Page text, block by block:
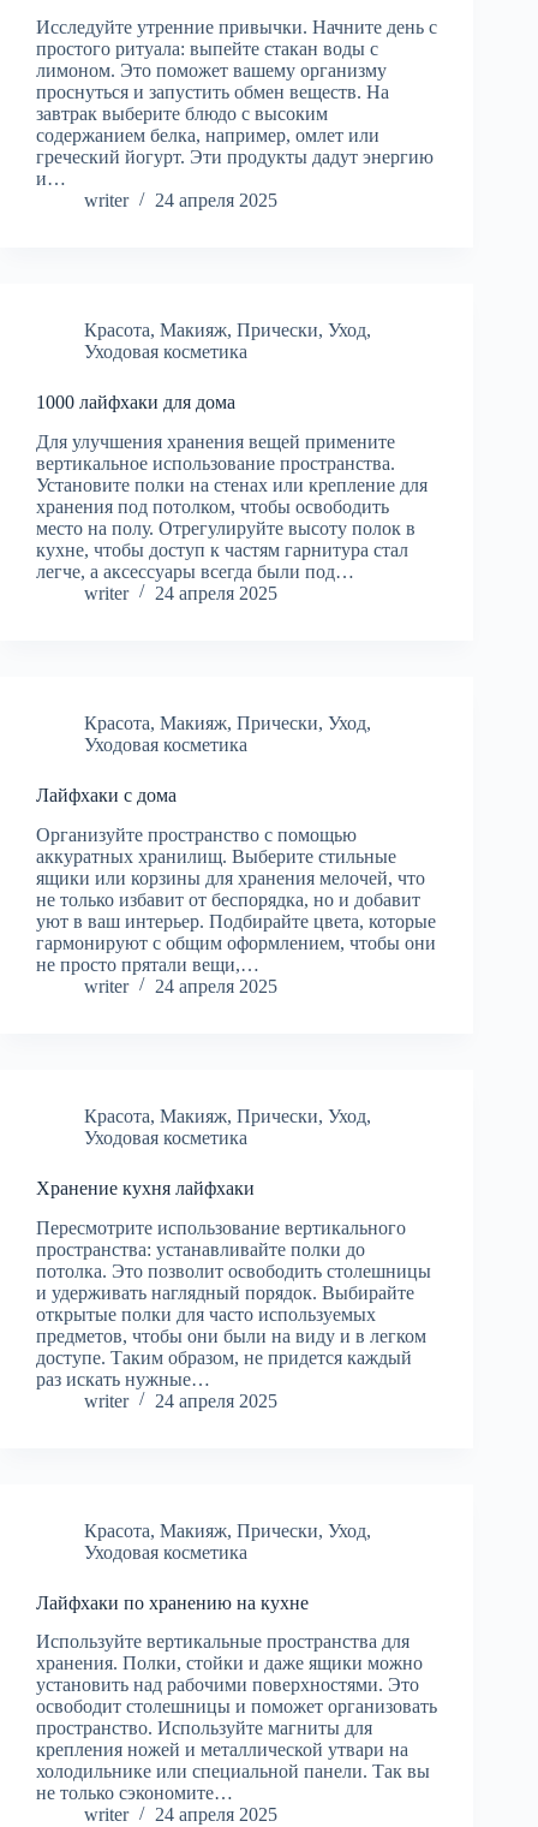
Исследуйте утренние привычки. Начните день с
простого ритуала: выпейте стакан воды с
лимоном. Это поможет вашему организму
проснуться и запустить обмен веществ. На
завтрак выберите блюдо с высоким
содержанием белка, например, омлет или
греческий йогурт. Эти продукты дадут энергию
и…
writer
24 апреля 2025
Красота, Макияж, Прически, Уход,
Уходовая косметика
1000 лайфхаки для дома
Для улучшения хранения вещей примените
вертикальное использование пространства.
Установите полки на стенах или крепление для
хранения под потолком, чтобы освободить
место на полу. Отрегулируйте высоту полок в
кухне, чтобы доступ к частям гарнитура стал
легче, а аксессуары всегда были под…
writer
24 апреля 2025
Красота, Макияж, Прически, Уход,
Уходовая косметика
Лайфхаки с дома
Организуйте пространство с помощью
аккуратных хранилищ. Выберите стильные
ящики или корзины для хранения мелочей, что
не только избавит от беспорядка, но и добавит
уют в ваш интерьер. Подбирайте цвета, которые
гармонируют с общим оформлением, чтобы они
не просто прятали вещи,…
writer
24 апреля 2025
Красота, Макияж, Прически, Уход,
Уходовая косметика
Хранение кухня лайфхаки
Пересмотрите использование вертикального
пространства: устанавливайте полки до
потолка. Это позволит освободить столешницы
и удерживать наглядный порядок. Выбирайте
открытые полки для часто используемых
предметов, чтобы они были на виду и в легком
доступе. Таким образом, не придется каждый
раз искать нужные…
writer
24 апреля 2025
Красота, Макияж, Прически, Уход,
Уходовая косметика
Лайфхаки по хранению на кухне
Используйте вертикальные пространства для
хранения. Полки, стойки и даже ящики можно
установить над рабочими поверхностями. Это
освободит столешницы и поможет организовать
пространство. Используйте магниты для
крепления ножей и металлической утвари на
холодильнике или специальной панели. Так вы
не только сэкономите…
writer
24 апреля 2025